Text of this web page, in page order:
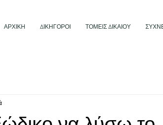
ΑΡΧΙΚΗ ΔΙΚΗΓΟΡΟΙ ΤΟΜΕΙΣ ΔΙΚΑΙΟΥ